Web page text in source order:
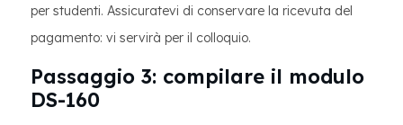
per studenti. Assicuratevi di conservare la ricevuta del
pagamento: vi servirà per il colloquio.
Passaggio 3: compilare il modulo
DS-160